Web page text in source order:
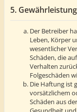
5. Gewährleistung
Der Betreiber
Leben, Körper
wesentlicher
Schäden, die
Verhalten
Folgeschäden
Die Haftung ist
vorsätzlichem
Schäden aus